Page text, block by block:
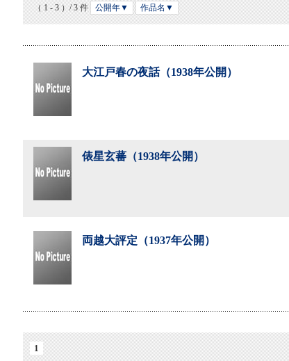
（ 1 - 3 ）/ 3 件 公開年▼ 作品名▼
大江戸春の夜話（1938年公開）
俵星玄蕃（1938年公開）
両越大評定（1937年公開）
1